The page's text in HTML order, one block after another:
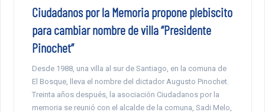
Ciudadanos por la Memoria propone plebiscito
para cambiar nombre de villa “Presidente
Pinochet”
Desde 1988, una villa al sur de Santiago, en la comuna de
El Bosque, lleva el nombre del dictador Augusto Pinochet.
Treinta años después, la asociación Ciudadanos por la
memoria se reunió con el alcalde de la comuna, Sadi Melo,